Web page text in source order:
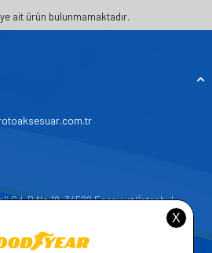
ait ürün bulunmamaktadır.
Cd. D:No:19, 34522 Esenyurt/İstanbul